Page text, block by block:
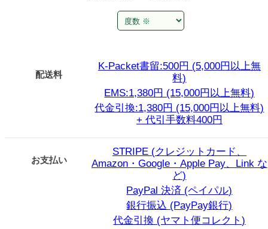
配送料
K-Packet書留:500円 (5,000円以上無
料)
EMS:1,380円 (15,000円以上無料)
代金引換:1,380円 (15,000円以上無料)
+ 代引手数料400円
お支払い
STRIPE (クレジットカード、
Amazon・Google・Apple Pay、Link な
ど)
PayPal 決済 (ペイパル)
銀行振込 (PayPay銀行)
代金引換 (ヤマト便コレクト)